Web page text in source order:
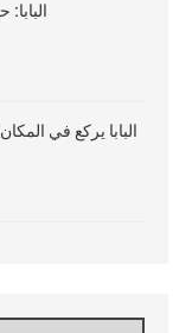
البابا يركع في